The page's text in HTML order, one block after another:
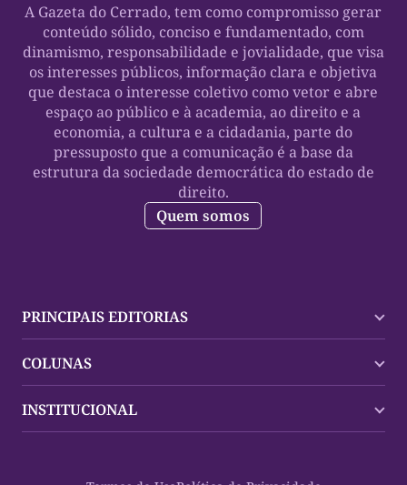
A Gazeta do Cerrado, tem como compromisso gerar
conteúdo sólido, conciso e fundamentado, com
dinamismo, responsabilidade e jovialidade, que visa
os interesses públicos, informação clara e objetiva
que destaca o interesse coletivo como vetor e abre
espaço ao público e à academia, ao direito e a
economia, a cultura e a cidadania, parte do
pressuposto que a comunicação é a base da
estrutura da sociedade democrática do estado de
direito.
Quem somos
PRINCIPAIS EDITORIAS
Palmas
Mundo
COLUNAS
Policial
INSTITUCIONAL